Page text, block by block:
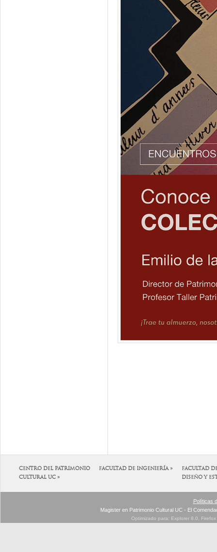
CENTRO DEL PATRIMONIO
CULTURAL UC »
FACULTAD DE INGENIERÍA »
FACULTAD
DISEÑO Y
Políticas
Magister en Patrimonio Cultural UC - El
Optimizado para: Explorer 8.0,